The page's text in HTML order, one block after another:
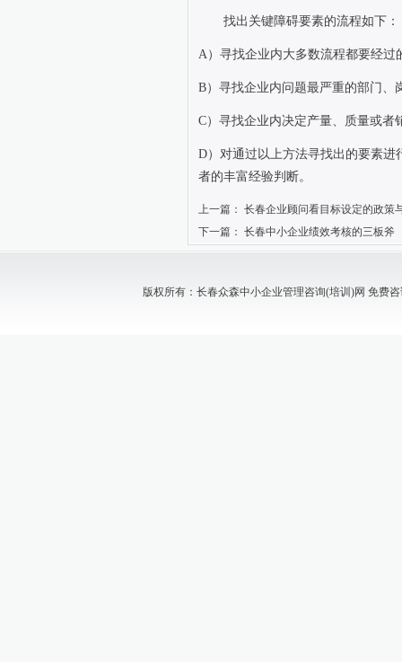
找出关键障碍要素的流程如下：
A）寻找企业内大多数流程都要经
B）寻找企业内问题最严重的部门、
C）寻找企业内决定产量、质量或者
D）对通过以上方法寻找出的要素进
者的丰富经验判断。
上一篇： 长春企业顾问看目标设定的政策
下一篇： 长春中小企业绩效考核的三板斧
版权所有：长春众森中小企业管理咨询(培训)网 免费咨